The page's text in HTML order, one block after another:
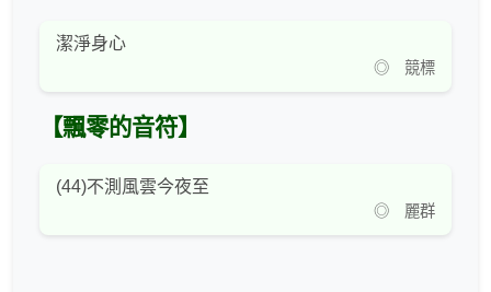
潔淨身心
◎ 競標
【飄零的音符】
(44)不測風雲今夜至
◎ 麗群